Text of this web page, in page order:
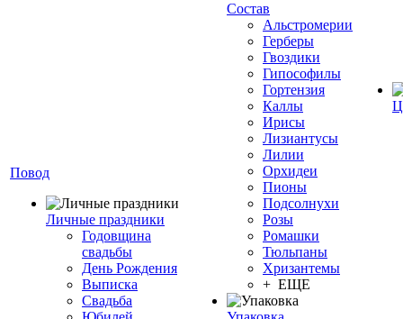
Повод
Личные праздники
Годовщина
свадьбы
День Рождения
Выписка
Свадьба
Состав
Альстромерии
Герберы
Гвоздики
Гипософилы
Гортензия
Каллы
Ирисы
Лизиантусы
Лилии
Орхидеи
Пионы
Подсолнухи
Розы
Ромашки
Тюльпаны
Хризантемы
+ ЕЩЕ